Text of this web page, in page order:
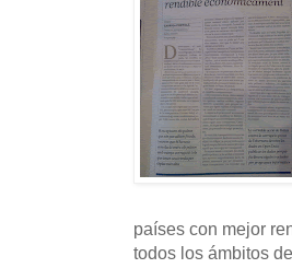
países con mejor
todos los ámbitos